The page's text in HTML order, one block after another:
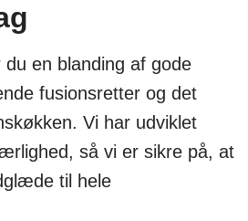
en blanding af gode
fusionsretter og det
Vi har udviklet
så vi er sikre på, at
til hele